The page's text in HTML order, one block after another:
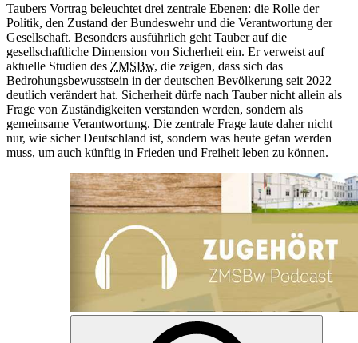
Taubers Vortrag beleuchtet drei zentrale Ebenen: die Rolle der
Politik, den Zustand der Bundeswehr und die Verantwortung der
Gesellschaft. Besonders ausführlich geht Tauber auf die
gesellschaftliche Dimension von Sicherheit ein. Er verweist auf
aktuelle Studien des ZMSBw, die zeigen, dass sich das
Bedrohungsbewusstsein in der deutschen Bevölkerung seit 2022
deutlich verändert hat. Sicherheit dürfe nach Tauber nicht allein als
Frage von Zuständigkeiten verstanden werden, sondern als
gemeinsame Verantwortung. Die zentrale Frage laute daher nicht
nur, wie sicher Deutschland ist, sondern was heute getan werden
muss, um auch künftig in Frieden und Freiheit leben zu können.